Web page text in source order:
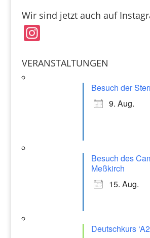
c
e
b
o
ai
l
at
p
Wir sind jetzt auch auf
In
a
VERANSTALTUNGEN
Besuch der
9. Aug.
Besuch des
Meßkirch
15. Aug.
Deutschkurs